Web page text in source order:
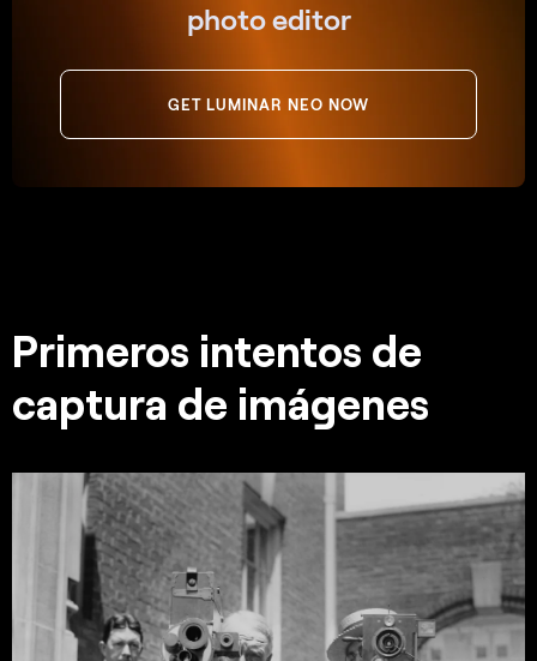
photo editor
GET LUMINAR NEO NOW
Primeros intentos de
captura de imágenes